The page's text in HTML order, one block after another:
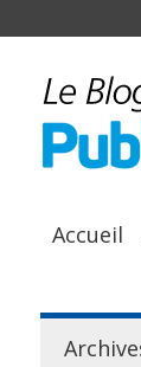
Accueil